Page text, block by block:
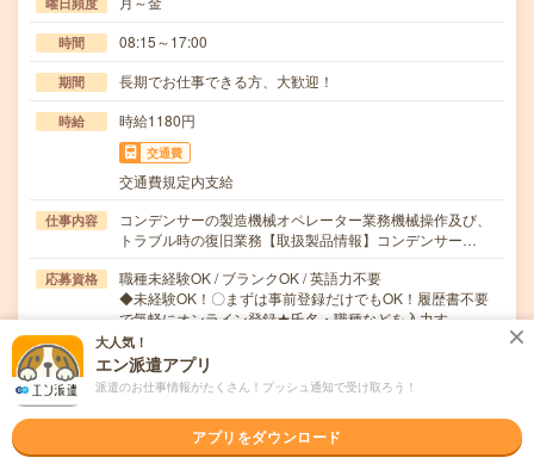
時間 08:15～17:00
期間 長期でお仕事できる方、大歓迎！
時給 時給1180円
交通費
交通費規定内支給
仕事内容
コンデンサーの製造機械オペレーター業務機械操作及び、
トラブル時の復旧業務【取扱製品情報】コンデンサー…
応募資格
職種未経験OK / ブランクOK / 英語力不要
◆未経験OK！〇まずは事前登録だけでもOK！履歴書不要
で気軽にオンライン登録★氏名・職種などを入力す…
職場の雰囲気
年齢層
30代 40代
大人気！
エン派遣アプリ
派遣のお仕事情報がたくさん！プッシュ通知で受け取ろう！
アプリをダウンロード